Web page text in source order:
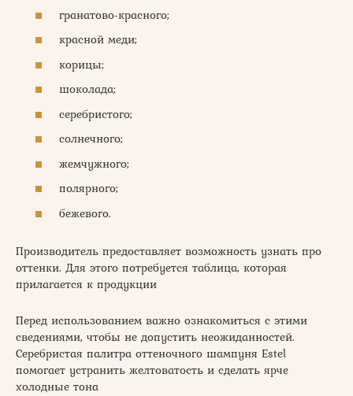
гранатово-красного;
красной меди;
корицы;
шоколада;
серебристого;
солнечного;
жемчужного;
полярного;
бежевого.
Производитель предоставляет возможность узнать про
оттенки. Для этого потребуется таблица, которая
прилагается к продукции
Перед использованием важно ознакомиться с этими
сведениями, чтобы не допустить неожиданностей.
Серебристая палитра оттеночного шампуня Estel
помогает устранить желтоватость и сделать ярче
холодные тона